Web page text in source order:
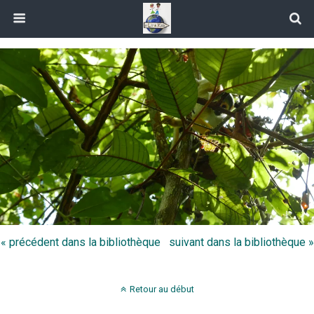
« précédent dans la bibliothèque suivant dans la bibliothèque »
Retour au début